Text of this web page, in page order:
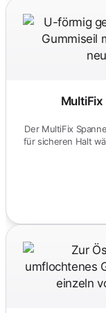
Der MultiFix
für sicheren Halt